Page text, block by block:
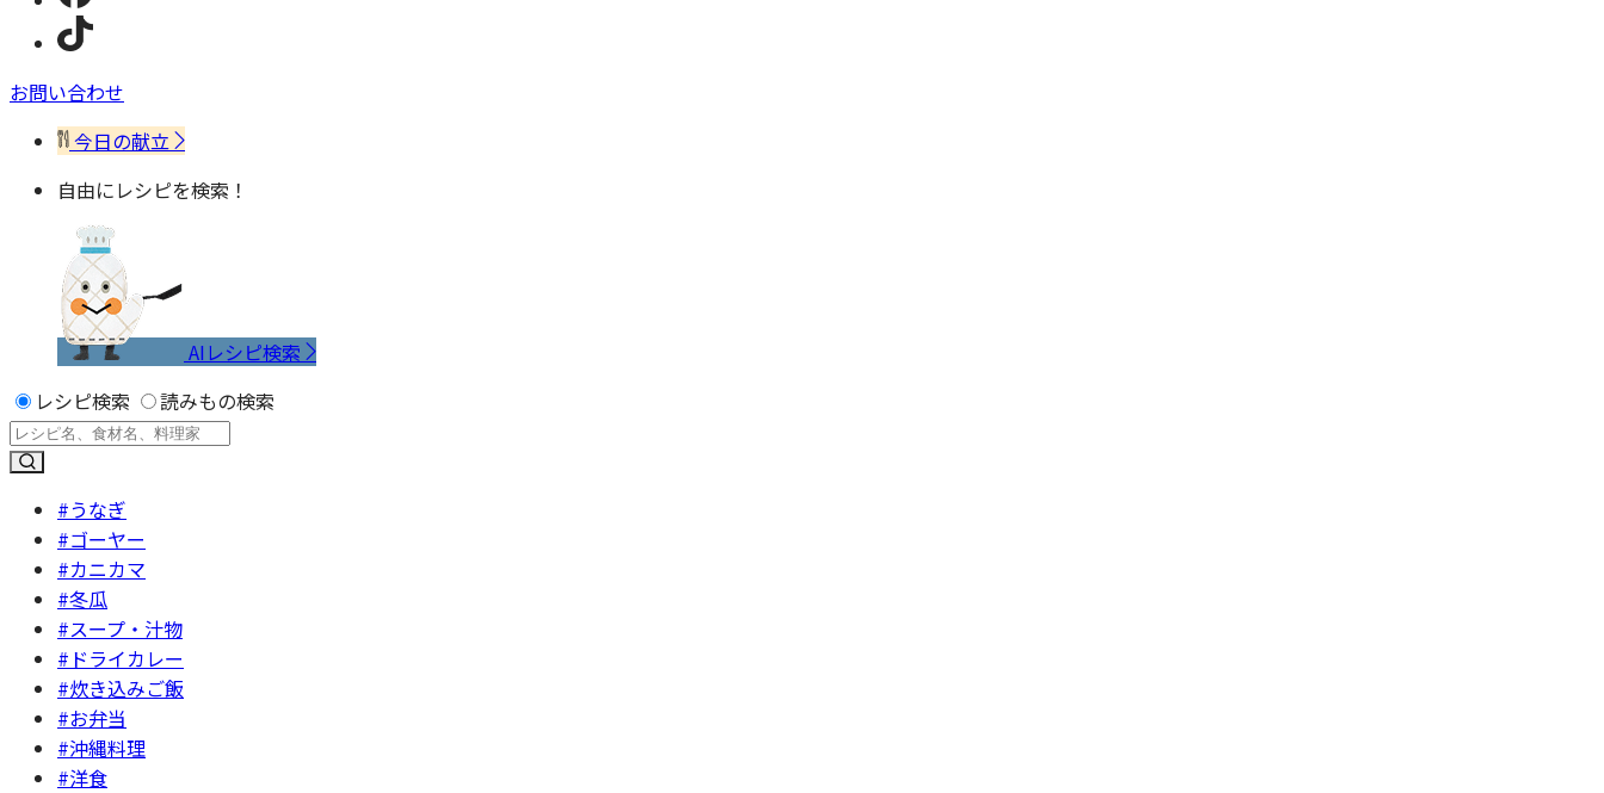
お問い合わせ
今日の献立
自由にレシピを検索！
AIレシピ検索
レシピ検索
読みもの検索
#うなぎ
#ゴーヤー
#カニカマ
#冬瓜
#スープ・汁物
#ドライカレー
#炊き込みご飯
#お弁当
#沖縄料理
#洋食